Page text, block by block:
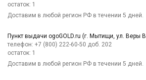
остаток: 1
Доставим в любой регион РФ в течении 5 дней.
Пункт выдачи ogoGOLD.ru (г. Мытищи, ул. Веры
телефон: +7 (800) 222-60-50 доб. 202
остаток: 1
Доставим в любой регион РФ в течении 5 дней.